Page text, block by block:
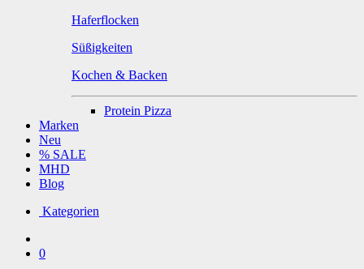
Haferflocken
Süßigkeiten
Kochen & Backen
Protein Pizza
Marken
Neu
% SALE
MHD
Blog
Kategorien
0